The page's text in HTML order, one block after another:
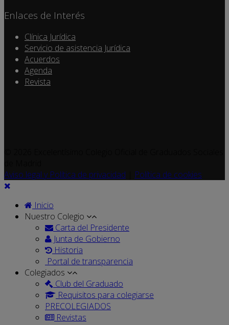
Enlaces de Interés
Clínica Jurídica
Servicio de asistencia Jurídica
Acuerdos
Agenda
Revista
Aviso legal y Política de privacidad
Política de cookies
Inicio
Nuestro Colegio
Carta del Presidente
Junta de Gobierno
Historia
Portal de transparencia
Colegiados
Club del Graduado
Requisitos para colegiarse
PRECOLEGIADOS
Revistas